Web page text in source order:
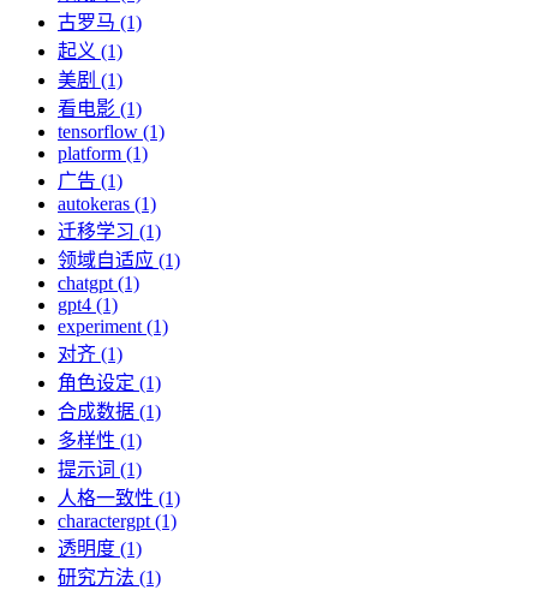
古罗马 (1)
起义 (1)
美剧 (1)
看电影 (1)
tensorflow (1)
platform (1)
广告 (1)
autokeras (1)
迁移学习 (1)
领域自适应 (1)
chatgpt (1)
gpt4 (1)
experiment (1)
对齐 (1)
角色设定 (1)
合成数据 (1)
多样性 (1)
提示词 (1)
人格一致性 (1)
charactergpt (1)
透明度 (1)
研究方法 (1)